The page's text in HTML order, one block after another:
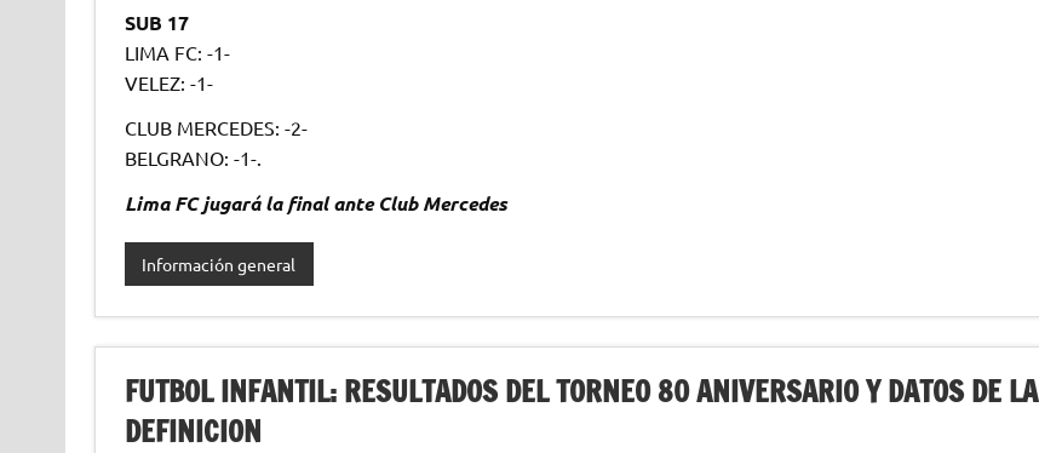
SUB 17
LIMA FC: -1-
VELEZ: -1-
CLUB MERCEDES: -2-
BELGRANO: -1-.
Lima FC jugará la final ante Club Mercedes
Información general
FUTBOL INFANTIL: RESULTADOS DEL TORNEO 80 ANIVERSARIO Y DATOS DE LA
DEFINICION